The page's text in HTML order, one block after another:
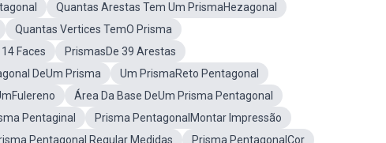
Quantas Arestas Tem Um PrismaHezagonal
Quantas Vertices TemO Prisma
Faces
PrismasDe 39 Arestas
DeUm Prisma
Um PrismaReto Pentagonal
Área Da Base DeUm Prisma Pentagonal
Pentaginal
Prisma PentagonalMontar Impressão
Pentagonal Regular Medidas
Prisma PentagonalCor